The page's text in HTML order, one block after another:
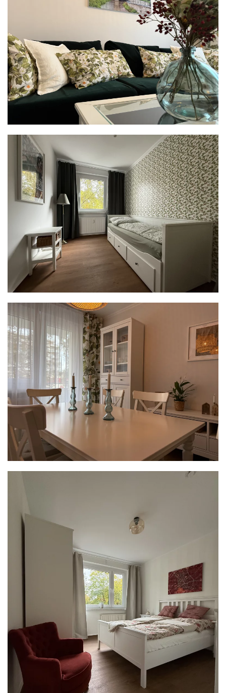
READ MORE
READ MORE
READ MORE
READ MORE